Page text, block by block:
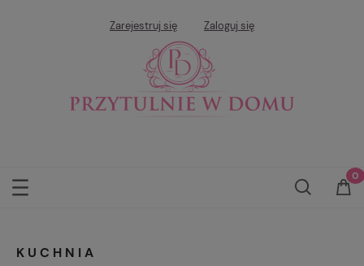
Zarejestruj się Zaloguj się
KUCHNIA